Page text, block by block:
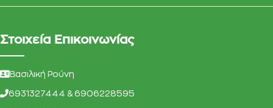
Στοιχεία Επικοινωνίας
Βασιλική Ρούνη
6931327444 & 6906228595